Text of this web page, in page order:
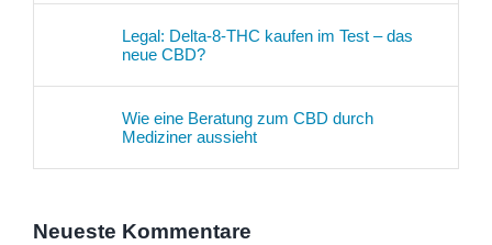
Legal: Delta-8-THC kaufen im Test – das
neue CBD?
Wie eine Beratung zum CBD durch
Mediziner aussieht
Neueste Kommentare